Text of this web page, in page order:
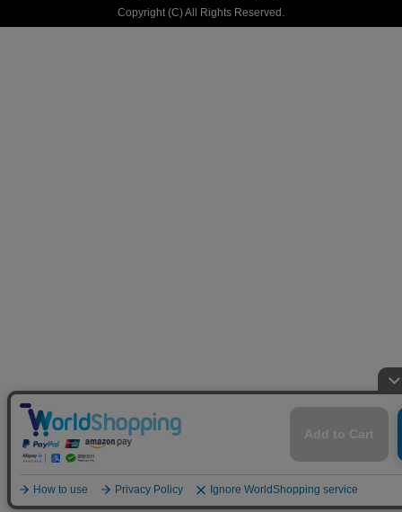
Copyright (C) All Rights Reserved.